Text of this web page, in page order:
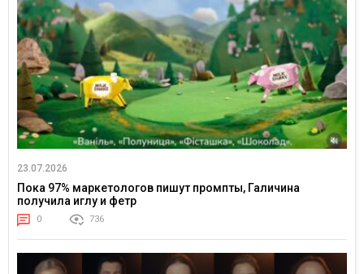
23.07.2026
Пока 97% маркетологов пишут промпты, Галичина
получила иглу и фетр
0 736